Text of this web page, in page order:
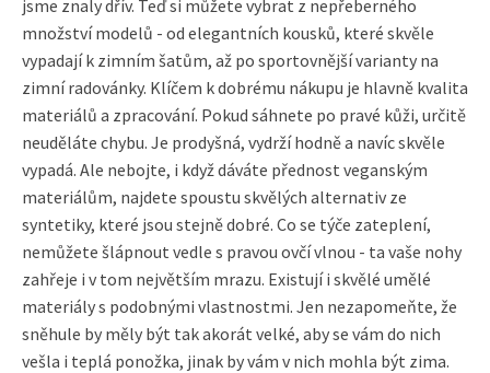
jsme znaly dřív. Teď si můžete vybrat z nepřeberného
množství modelů - od elegantních kousků, které skvěle
vypadají k zimním šatům, až po sportovnější varianty na
zimní radovánky. Klíčem k dobrému nákupu je hlavně kvalita
materiálů a zpracování. Pokud sáhnete po pravé kůži, určitě
neuděláte chybu. Je prodyšná, vydrží hodně a navíc skvěle
vypadá. Ale nebojte, i když dáváte přednost veganským
materiálům, najdete spoustu skvělých alternativ ze
syntetiky, které jsou stejně dobré. Co se týče zateplení,
nemůžete šlápnout vedle s pravou ovčí vlnou - ta vaše nohy
zahřeje i v tom největším mrazu. Existují i skvělé umělé
materiály s podobnými vlastnostmi. Jen nezapomeňte, že
sněhule by měly být tak akorát velké, aby se vám do nich
vešla i teplá ponožka, jinak by vám v nich mohla být zima.